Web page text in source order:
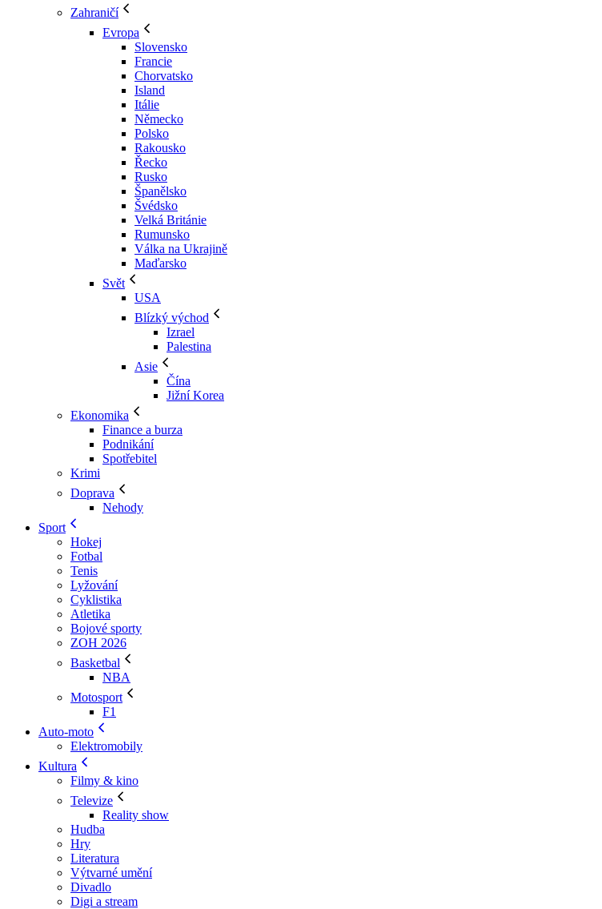
Zahraničí
Evropa
Slovensko
Francie
Chorvatsko
Island
Itálie
Německo
Polsko
Rakousko
Řecko
Rusko
Španělsko
Švédsko
Velká Británie
Rumunsko
Válka na Ukrajině
Maďarsko
Svět
USA
Blízký východ
Izrael
Palestina
Asie
Čína
Jižní Korea
Ekonomika
Finance a burza
Podnikání
Spotřebitel
Krimi
Doprava
Nehody
Sport
Hokej
Fotbal
Tenis
Lyžování
Cyklistika
Atletika
Bojové sporty
ZOH 2026
Basketbal
NBA
Motosport
F1
Auto-moto
Elektromobily
Kultura
Filmy & kino
Televize
Reality show
Hudba
Hry
Literatura
Výtvarné umění
Divadlo
Digi a stream